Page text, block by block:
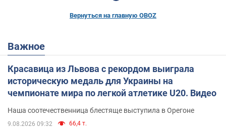
Вернуться на главную OBOZ
Важное
Красавица из Львова с рекордом выиграла
историческую медаль для Украины на
чемпионате мира по легкой атлетике U20. Видео
Наша соотечественница блестяще выступила в Орегоне
9.08.2026 09:32 66,4 т.